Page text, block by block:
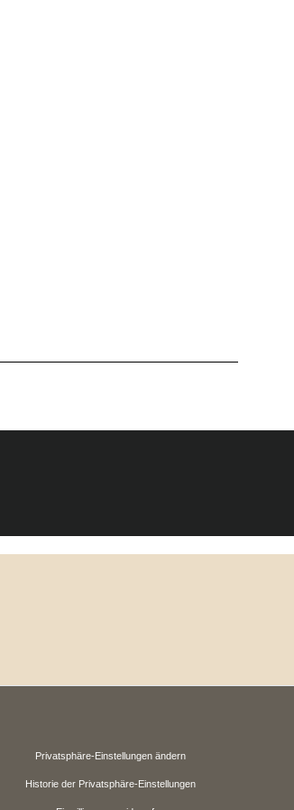
Privatsphäre-Einstellungen ändern
Historie der Privatsphäre-Einstellungen